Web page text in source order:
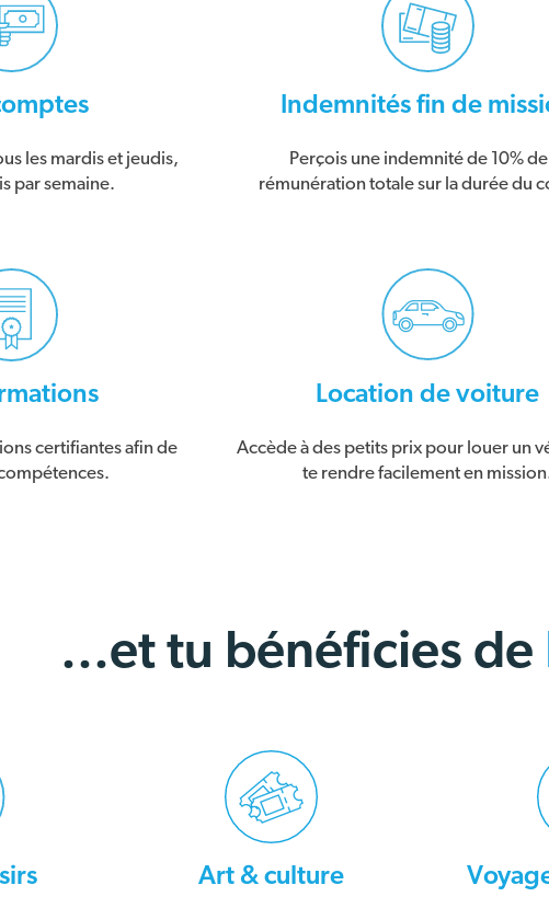
les mardis et jeudis,
par semaine.
Indemnités fin de
Perçois une indemnité de 10%
rémunération totale sur la durée du
certifiantes afin de
Location de voiture
Accède à des petits prix pour louer un
te rendre facilement en
...et tu bénéficies de
Art & culture